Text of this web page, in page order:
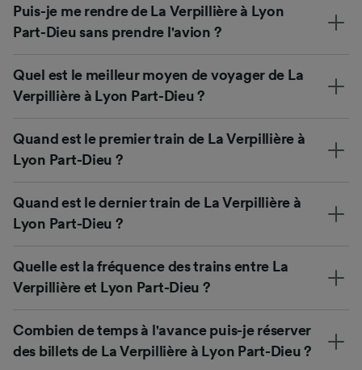
Puis-je me rendre de La Verpillière à Lyon
Part-Dieu sans prendre l'avion ?
Quel est le meilleur moyen de voyager de La
Verpillière à Lyon Part-Dieu ?
Quand est le premier train de La Verpillière à
Lyon Part-Dieu ?
Quand est le dernier train de La Verpillière à
Lyon Part-Dieu ?
Quelle est la fréquence des trains entre La
Verpillière et Lyon Part-Dieu ?
Combien de temps à l'avance puis-je réserver
des billets de La Verpillière à Lyon Part-Dieu ?